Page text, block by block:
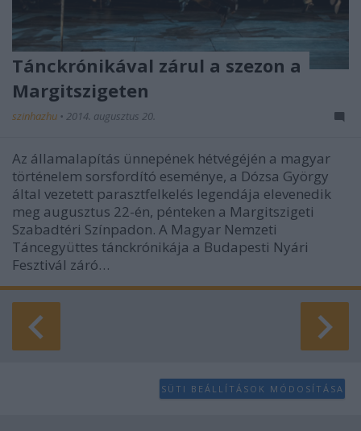
Tánckrónikával zárul a szezon a
Margitszigeten
szinhazhu • 2014. augusztus 20.
Az államalapítás ünnepének hétvégéjén a magyar
történelem sorsfordító eseménye, a Dózsa György
által vezetett parasztfelkelés legendája elevenedik
meg augusztus 22-én, pénteken a Margitszigeti
Szabadtéri Színpadon. A Magyar Nemzeti
Táncegyüttes tánckrónikája a Budapesti Nyári
Fesztivál záró…
SÜTI BEÁLLÍTÁSOK MÓDOSÍTÁSA